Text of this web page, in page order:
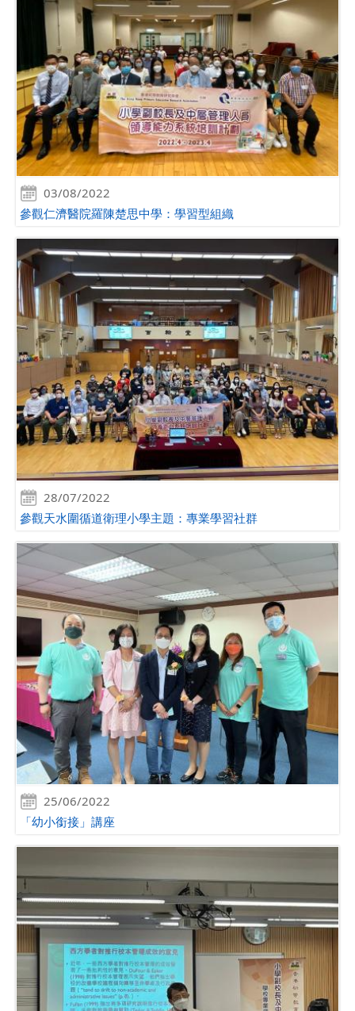
03/08/2022
參觀仁濟醫院羅陳楚思中學：學習型組織
28/07/2022
參觀天水圍循道衛理小學主題：專業學習社群
25/06/2022
「幼小銜接」講座